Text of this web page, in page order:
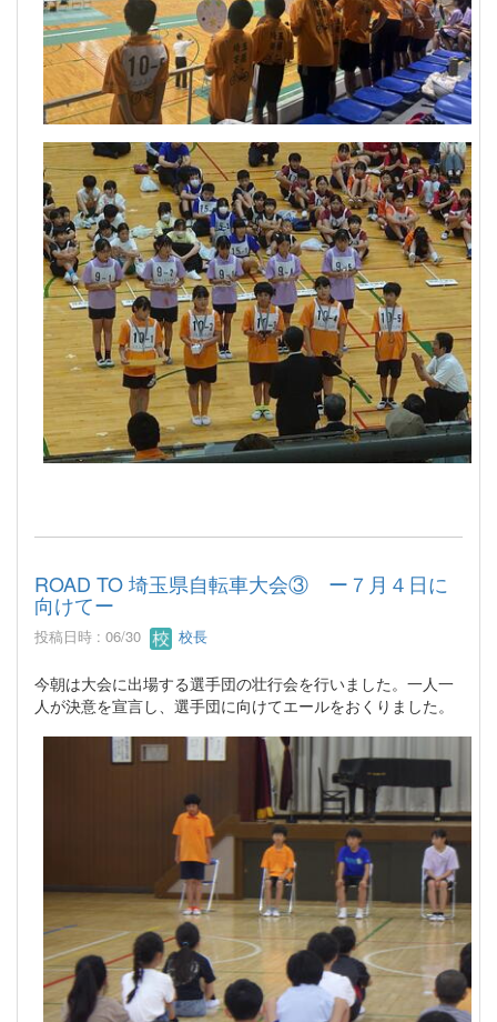
ROAD TO 埼玉県自転車大会③ ー７月４日に
向けてー
投稿日時 : 06/30 校長
今朝は大会に出場する選手団の壮行会を行いました。一人一
人が決意を宣言し、選手団に向けてエールをおくりました。